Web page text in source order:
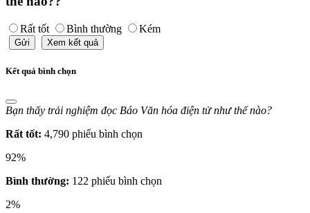
Rất tốt Bình thường Kém
Gửi Xem kết quả
Kết quả bình chọn
Bạn thấy trải nghiệm đọc Báo Văn hóa điện tử như thế nào?
Rất tốt: 4,790 phiếu bình chọn
92%
Bình thường: 122 phiếu bình chọn
2%